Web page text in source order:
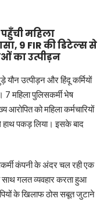
महिला
9 FIR की डिटेल्स से
का उत्पीड़न
उत्पीड़न और हिंदू कर्मियों
महिला पुलिसकर्मी भेष
को महिला कर्मचारियों
पकड़ लिया। इसके बाद
कंपनी के अंदर चल रही एक
साथ गलत व्यवहार करता हुआ
के खिलाफ ठोस सबूत जुटाने